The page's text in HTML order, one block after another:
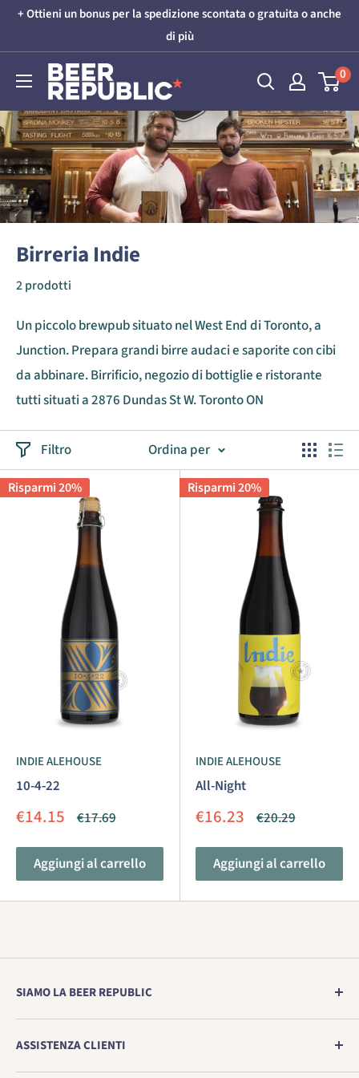
contenuto
+ Ottieni un bonus per la spedizione scontata o gratuita o anche
di più
Beer
Republic
0
Birreria Indie
2 prodotti
Un piccolo brewpub situato nel West End di Toronto, a
Junction. Prepara grandi birre audaci e saporite con cibi
da abbinare. Birrificio, negozio di bottiglie e ristorante
tutti situati a 2876 Dundas St W. Toronto ON
Filtro Ordina per
Risparmi 20%
INDIE ALEHOUSE
10-4-22
Prezzo
€14.15 Prezzo
€17.69
Aggiungi al carrello
Risparmi 20%
INDIE ALEHOUSE
All-Night
Prezzo
€16.23 Prezzo
€20.29
Aggiungi al carrello
SIAMO LA BEER REPUBLIC
L'Europa n. 1 punto vendita di vera birra artigianale
direttamente dal birrificio.
ASSISTENZA CLIENTI